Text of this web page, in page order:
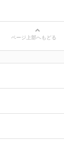
ページ上部へもどる